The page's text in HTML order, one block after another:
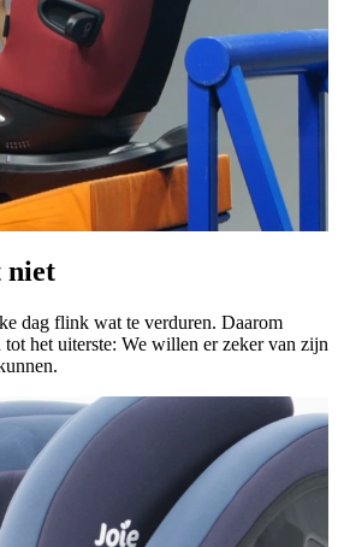
niet
dag flink wat te verduren. Daarom
tot het uiterste: We willen er zeker van zijn